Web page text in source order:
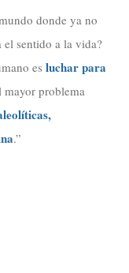
donde ya no
sentido a la vida?
es luchar para
mayor problema
.”